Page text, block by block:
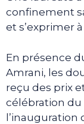
confinement
et s’exprimer
En présence
Amrani, les
reçu des prix
célébration
l’inauguration